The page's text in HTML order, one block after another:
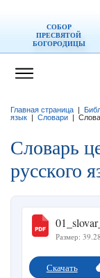
СОБОР
ПРЕСВЯТОЙ
БОГОРОДИЦЫ
Главная страница
язык
Словари
Словарь
русского
Размер:
Скачать